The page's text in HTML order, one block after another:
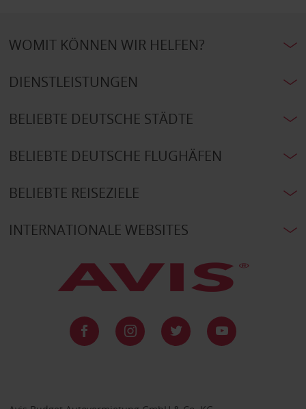
WOMIT KÖNNEN WIR HELFEN?
DIENSTLEISTUNGEN
BELIEBTE DEUTSCHE STÄDTE
BELIEBTE DEUTSCHE FLUGHÄFEN
BELIEBTE REISEZIELE
INTERNATIONALE WEBSITES